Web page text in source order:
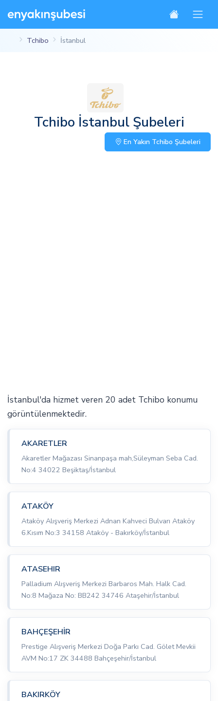
Tchibo İstanbul
Tchibo İstanbul Şubeleri
En Yakın Tchibo Şubeleri
İstanbul'da hizmet veren 20 adet Tchibo konumu
görüntülenmektedir.
AKARETLER
Akaretler Mağazası Sinanpaşa mah,Süleyman Seba Cad.
No:4 34022 Beşiktaş/İstanbul
ATAKÖY
Ataköy Alışveriş Merkezi Adnan Kahveci Bulvarı Ataköy
6.Kısım No:3 34158 Ataköy - Bakırköy/İstanbul
ATASEHIR
Palladium Alışveriş Merkezi Barbaros Mah. Halk Cad.
No:8 Mağaza No: BB242 34746 Ataşehir/İstanbul
BAHÇEŞEHİR
Prestige Alışveriş Merkezi Doğa Parkı Cad. Gölet Mevkii
AVM No:17 ZK 34488 Bahçeşehir/İstanbul
BAKIRKÖY